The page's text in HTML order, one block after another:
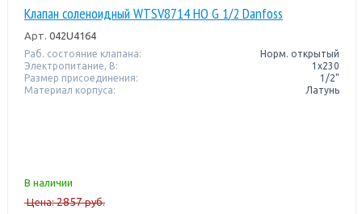
Клапан соленоидный WTSV8714 НО G 1/2 Danfoss
Арт. 042U4164
Раб. состояние клапана:
Норм. открытый
Электропитание, В:
1х230
Размер присоединения:
1/2"
Материал корпуса:
Латунь
В наличии
Цена:2857руб.